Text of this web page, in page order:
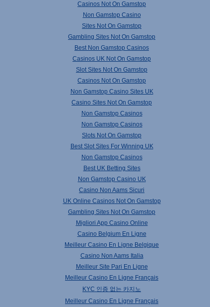
Casinos Not On Gamstop
Non Gamstop Casino
Sites Not On Gamstop
Gambling Sites Not On Gamstop
Best Non Gamstop Casinos
Casinos UK Not On Gamstop
Slot Sites Not On Gamstop
Casinos Not On Gamstop
Non Gamstop Casino Sites UK
Casino Sites Not On Gamstop
Non Gamstop Casinos
Non Gamstop Casinos
Slots Not On Gamstop
Best Slot Sites For Winning UK
Non Gamstop Casinos
Best UK Betting Sites
Non Gamstop Casino UK
Casino Non Aams Sicuri
UK Online Casinos Not On Gamstop
Gambling Sites Not On Gamstop
Migliori App Casino Online
Casino Belgium En Ligne
Meilleur Casino En Ligne Belgique
Casino Non Aams Italia
Meilleur Site Pari En Ligne
Meilleur Casino En Ligne Français
KYC 인증 없는 카지노
Meilleur Casino En Ligne Français